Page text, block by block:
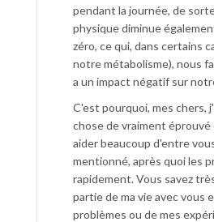
pendant la journée, de
physique diminue
zéro, ce qui, dans certains
notre métabolisme), nous
a un impact négatif sur
C'est pourquoi, mes chers,
chose de vraiment
aider beaucoup d'entre
mentionné, après quoi les
rapidement. Vous savez
partie de ma vie avec vous
problèmes ou de mes